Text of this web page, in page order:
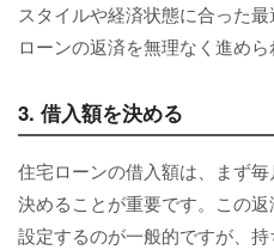
スタイルや経済状態に合った
ローンの返済を無理なく進めら
3. 借入額を決める
住宅ローンの借入額は、まず
決めることが重要です。この
設定するのが一般的ですが、